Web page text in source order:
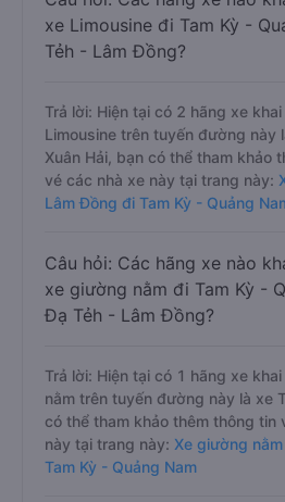
xe Limousine đi Tam Kỳ -
Tẻh - Lâm Đồng?
Trả lời: Hiện tại có 2 hãng xe
Limousine trên tuyến đường này
Xuân Hải, bạn có thể tham khảo
vé các nhà xe này tại trang này:
Lâm Đồng đi Tam Kỳ - Quảng
Câu hỏi: Các hãng xe nào
xe giường nằm đi Tam Kỳ -
Đạ Tẻh - Lâm Đồng?
Trả lời: Hiện tại có 1 hãng xe
nằm trên tuyến đường này là xe
có thể tham khảo thêm thông tin
này tại trang này: Xe giường
Tam Kỳ - Quảng Nam